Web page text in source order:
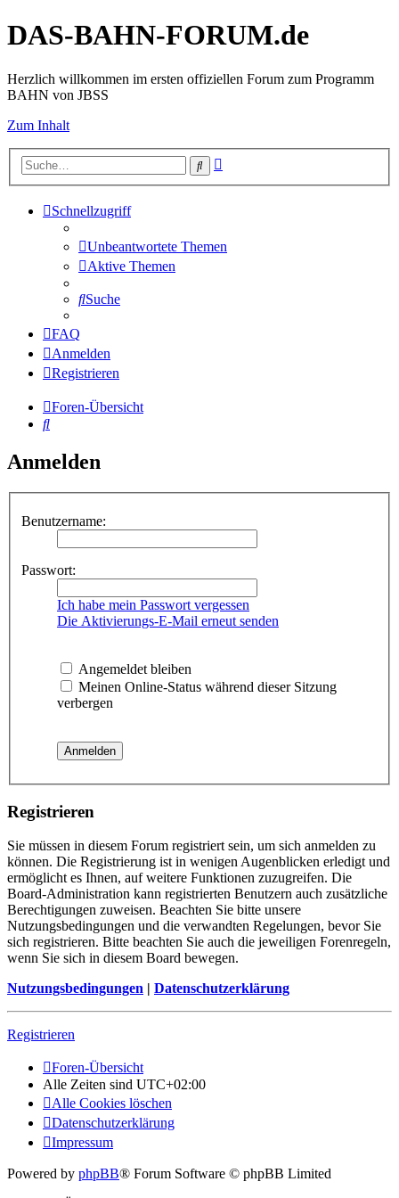
DAS-BAHN-FORUM.de
Herzlich willkommen im ersten offiziellen Forum zum Programm
BAHN von JBSS
Zum Inhalt
Suche
Schnellzugriff
Unbeantwortete Themen
Aktive Themen
Suche
FAQ
Anmelden
Registrieren
Foren-Übersicht
Suche
Anmelden
Benutzername:
Passwort:
Ich habe mein Passwort vergessen
Die Aktivierungs-E-Mail erneut senden
Angemeldet bleiben
Meinen Online-Status während dieser Sitzung
verbergen
Registrieren
Sie müssen in diesem Forum registriert sein, um sich anmelden zu
können. Die Registrierung ist in wenigen Augenblicken erledigt und
ermöglicht es Ihnen, auf weitere Funktionen zuzugreifen. Die
Board-Administration kann registrierten Benutzern auch zusätzliche
Berechtigungen zuweisen. Beachten Sie bitte unsere
Nutzungsbedingungen und die verwandten Regelungen, bevor Sie
sich registrieren. Bitte beachten Sie auch die jeweiligen Forenregeln,
wenn Sie sich in diesem Board bewegen.
Nutzungsbedingungen | Datenschutzerklärung
Registrieren
Foren-Übersicht
Alle Zeiten sind UTC+02:00
Alle Cookies löschen
Datenschutzerklärung
Impressum
Powered by phpBB® Forum Software © phpBB Limited